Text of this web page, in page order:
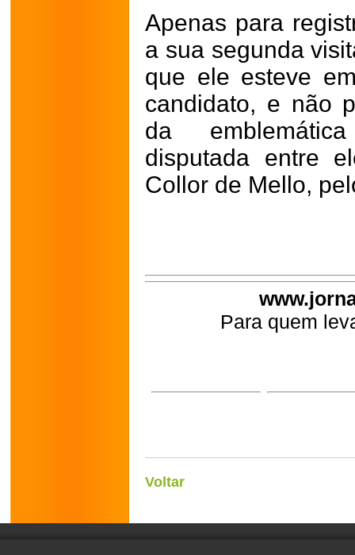
Apenas para
a sua segunda
que ele esteve
candidato, e não
da
disputada entre
Collor de Mello,
Para quem
Voltar